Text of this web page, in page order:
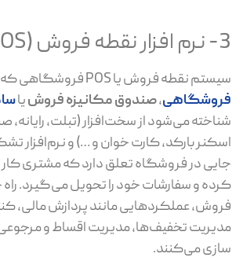
3- نرم افزار نقطه فروش (POS)
سیستم نقطه فروش یا POS فروشگاهی که با عناوین
فروشگاهی،صندوق مکانیزه فروشیا
شناخته می‌شود از سخت‌افزار (تبلت،
اسکنر بارکد، کارت خوان و …) و نرم‌افزار
جایی در فروشگاه تعلق دارد که مشتری
کرده و سفارشات خود را تحویل می‌گیرد.
فروش، عملکردهایی مانند پردازش مالی،
مدیریت تخفیف‌ها، مدیریت اقساط و مرجوعی
سازی می‌کنند.